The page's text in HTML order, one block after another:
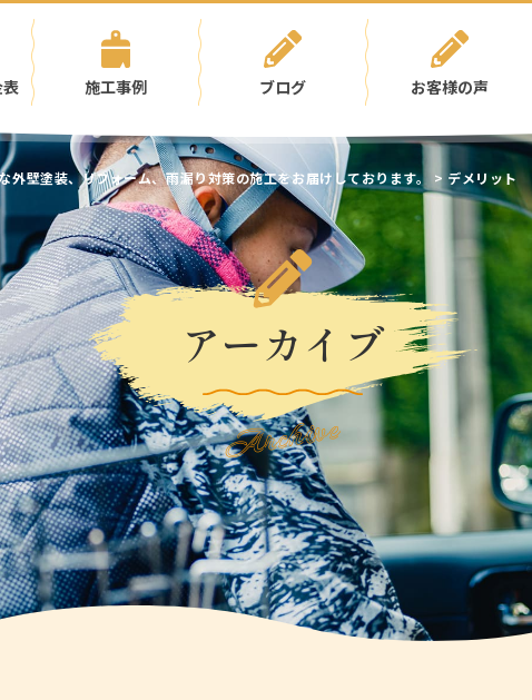
施工事例 ブログ お客様の声
壁塗装、リフォーム、雨漏り対策の施工をお届けしております。 > デメリット
アーカイブ
Archive